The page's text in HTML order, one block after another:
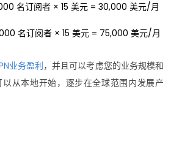
名订阅者 × 15 美元 = 30,000 美元/月
名订阅者 × 15 美元 = 75,000 美元/月
业务盈利，并且可以考虑您的业务规模和
从本地开始，逐步在全球范围内发展产